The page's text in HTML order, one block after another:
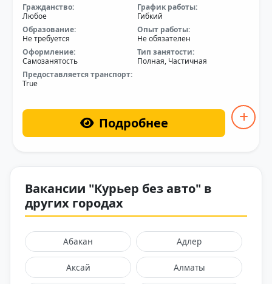
Гражданство:
Любое
График работы:
Гибкий
Образование:
Не требуется
Опыт работы:
Не обязателен
Оформление:
Самозанятость
Тип занятости:
Полная, Частичная
Предоставляется транспорт:
True
Подробнее
Вакансии "Курьер без авто" в
других городах
Абакан Адлер
Аксай Алматы